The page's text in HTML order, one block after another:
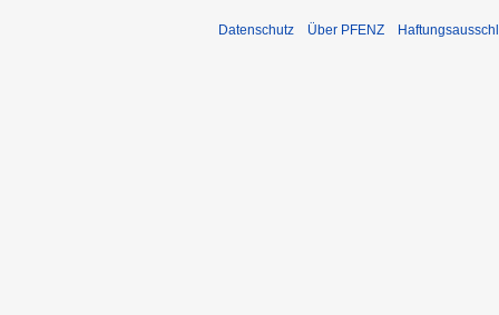
Datenschutz Über PFENZ